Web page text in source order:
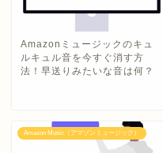
Amazonミュージックのキュ
ルキュル音を今すぐ消す方
法！早送りみたいな音は何？
Amazon Music（アマゾンミュージック）